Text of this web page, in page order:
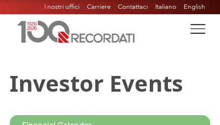
I nostri uffici Carriere Contattaci Italiano English
Investor Events